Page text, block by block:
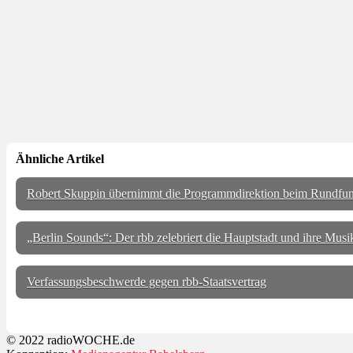
Ähnliche Artikel
Robert Skuppin übernimmt die Programmdirektion beim
„Berlin Sounds“: Der rbb zelebriert die Hauptstadt und ihre
Verfassungsbeschwerde gegen rbb-Staatsvertrag
© 2022 radioWOCHE.de